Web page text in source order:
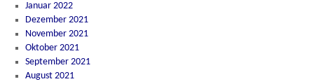
Januar 2022
Dezember 2021
November 2021
Oktober 2021
September 2021
August 2021